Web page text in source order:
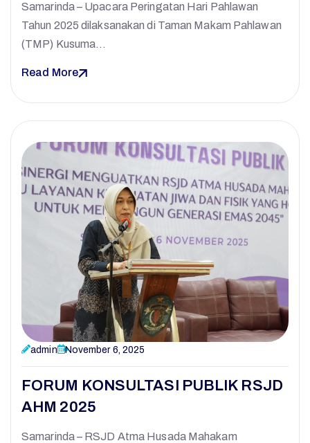
A
Samarinda – Upacara Peringatan Hari Pahlawan
Tahun 2025 dilaksanakan di Taman Makam Pahlawan
(TMP) Kusuma…
Read More
admin November 6, 2025
FORUM KONSULTASI PUBLIK RSJD
AHM 2025
Samarinda – RSJD Atma Husada Mahakam